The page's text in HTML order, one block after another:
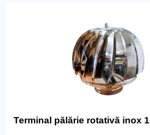
Terminal pălărie rotativă inox